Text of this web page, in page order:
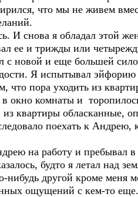
что мы не живем
И снова я обладал этой
ее и трижды или
с новой и еще большей
Я испытывал
что пора уходить из
в окно комнаты и
квартиры обласканные,
поехать к Андрею,
на работу и пребывал
будто я летал над
нибудь другой кроме меня
ощущений с кем-то